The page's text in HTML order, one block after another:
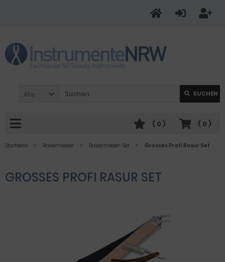
Alle SUCHEN
( 0 )
( 0 )
Startseite Rasiermesser Rasiermesser-Set Grosses Profi Rasur Set
GROSSES PROFI RASUR SET